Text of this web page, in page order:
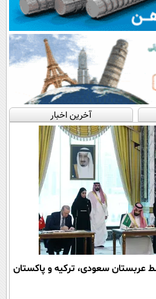
آخرین اخبار
عربستان سعودی، ترکیه و پاکستان